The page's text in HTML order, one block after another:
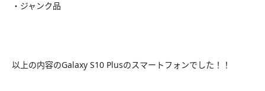
・ジャンク品
以上の内容のGalaxy S10 Plusのスマートフォンでした！！